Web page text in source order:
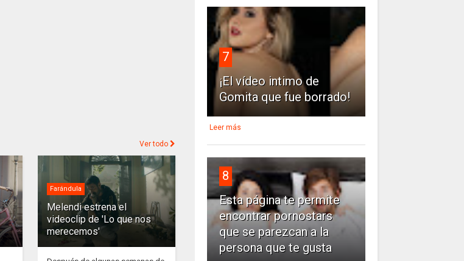
Ver todo
Farándula
Melendi estrena el
videoclip de 'Lo que nos
merecemos'
7
¡El vídeo intimo de
Gomita que fue borrado!
Leer más
8
Esta página te permite
encontrar pornostars
que se parezcan a la
persona que te gusta